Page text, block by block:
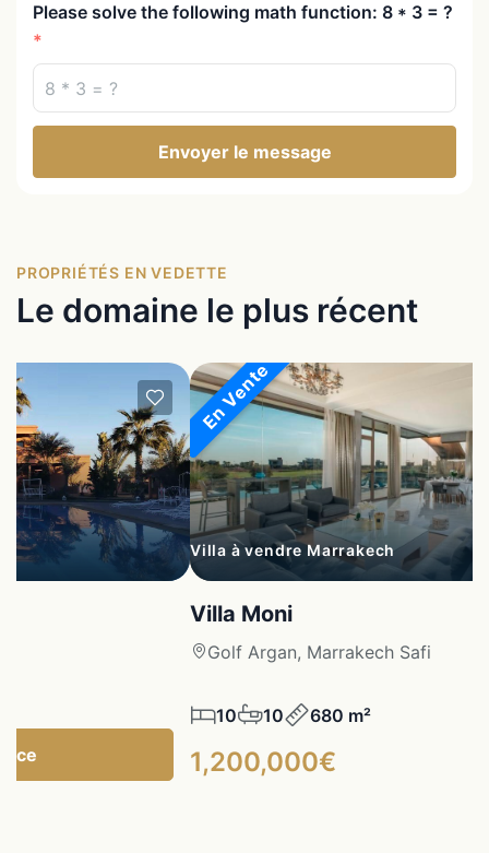
Please solve the following math function: 8 * 3 = ?
Envoyer le message
PROPRIÉTÉS EN VEDETTE
Le domaine le plus récent
En Vente
Villa à vendre Marrakech
Villa Moni
Golf Argan, Marrakech Safi
10 10 680 m²
1,200,000€